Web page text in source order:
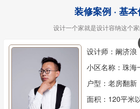
装修案例 · 基
设计一个家就是设计容纳这个
设计师：阚济浪
小区名称：珠海
户型：老房翻新
面积：120平米